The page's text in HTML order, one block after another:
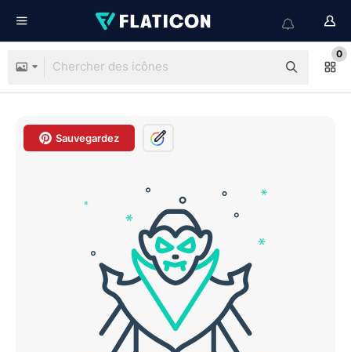
0
Sauvegardez